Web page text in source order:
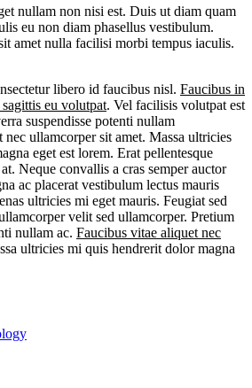
nullam non nisi est. Duis ut diam quam
eu non diam phasellus vestibulum.
amet nulla facilisi morbi tempus iaculis.
libero id faucibus nisl. Faucibus in
eu volutpat. Vel facilisis volutpat est
suspendisse potenti nullam
nec ullamcorper sit amet. Massa ultricies
eget est lorem. Erat pellentesque
Neque convallis a cras semper auctor
ac placerat vestibulum lectus mauris
ultricies mi eget mauris. Feugiat sed
velit sed ullamcorper. Pretium
nullam ac. Faucibus vitae aliquet nec
ultricies mi quis hendrerit dolor magna